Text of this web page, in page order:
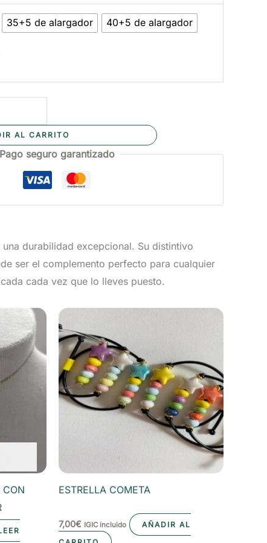
35+5 de alargador
40+5 de alargador
AL CARRITO
Pago seguro garantizado
durabilidad excepcional. Su distintivo
ser el complemento perfecto para cualquier
cada vez que lo lleves puesto.
CON
ESTRELLA COMETA
7,00€ IGIC incluido
AÑADIR AL